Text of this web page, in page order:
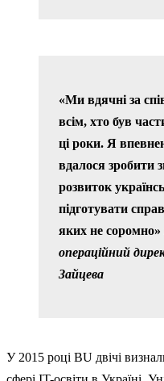
«Ми вдячні за
всім, хто був
ці роки. Я
вдалося зробити
розвиток
підготувати
яких не соромно»
операційний
Зайцева
У 2015 році BU двічі